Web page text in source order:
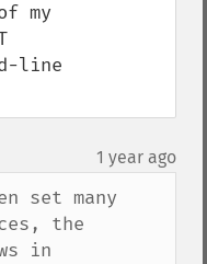
my
line
1 year ago
set many
the
in